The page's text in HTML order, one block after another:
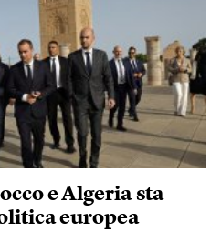
e Algeria sta
europea